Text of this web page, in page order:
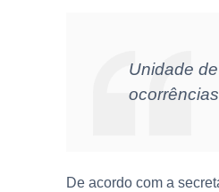
Unidade
De acordo com a